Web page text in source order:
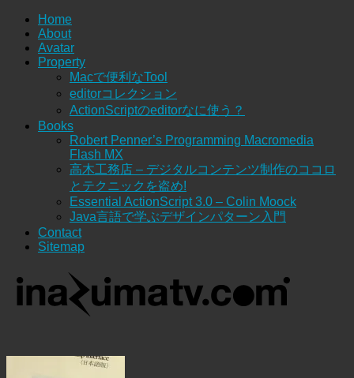
Home
About
Avatar
Property
Macで便利なTool
editorコレクション
ActionScriptのeditorなに使う？
Books
Robert Penner’s Programming Macromedia
Flash MX
高木工務店 – デジタルコンテンツ制作のココロ
とテクニックを盗め!
Essential ActionScript 3.0 – Colin Moock
Java言語で学ぶデザインパターン入門
Contact
Sitemap